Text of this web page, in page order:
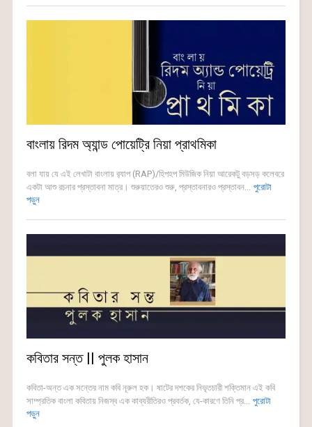
বাংলায় রিদম অ্যান্ড পোয়েট্রি নিয়া প্রাথমিকা
বলা যায় যে এই লেখাটা বাংলায় র‍্যাপ (RAP)/হিপহপ মিউজিক নিয়া আরেকটু বড়সড় কলেবরে
একটা আশু রচনার প্রস্তাবনা মাত্র। শুরুয়াতেরও শুরু, প্রস্তাবনারও প্রস্তাবন... পুরোটা
পড়ুন
কবিতার সন্ত || পুলক হাসান
কবিতা-অন্ত এক সন্তের নাম কবি নূরুল হক। ষাটের দশকের নিভৃতচারী শক্তিমান এই কবি
সাম্প্রতিক বাংলা কবিতায় নিজস্ব এক কাব্যরীতিরও প্রবর্তক, যে-কারণে তিনি প্র... পুরোটা
পড়ুন